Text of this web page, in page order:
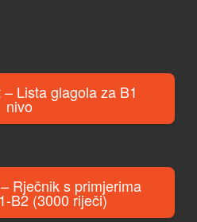
Lista glagola za B1
nivo
Rječnik s primjerima
B2 (3000 riječi)